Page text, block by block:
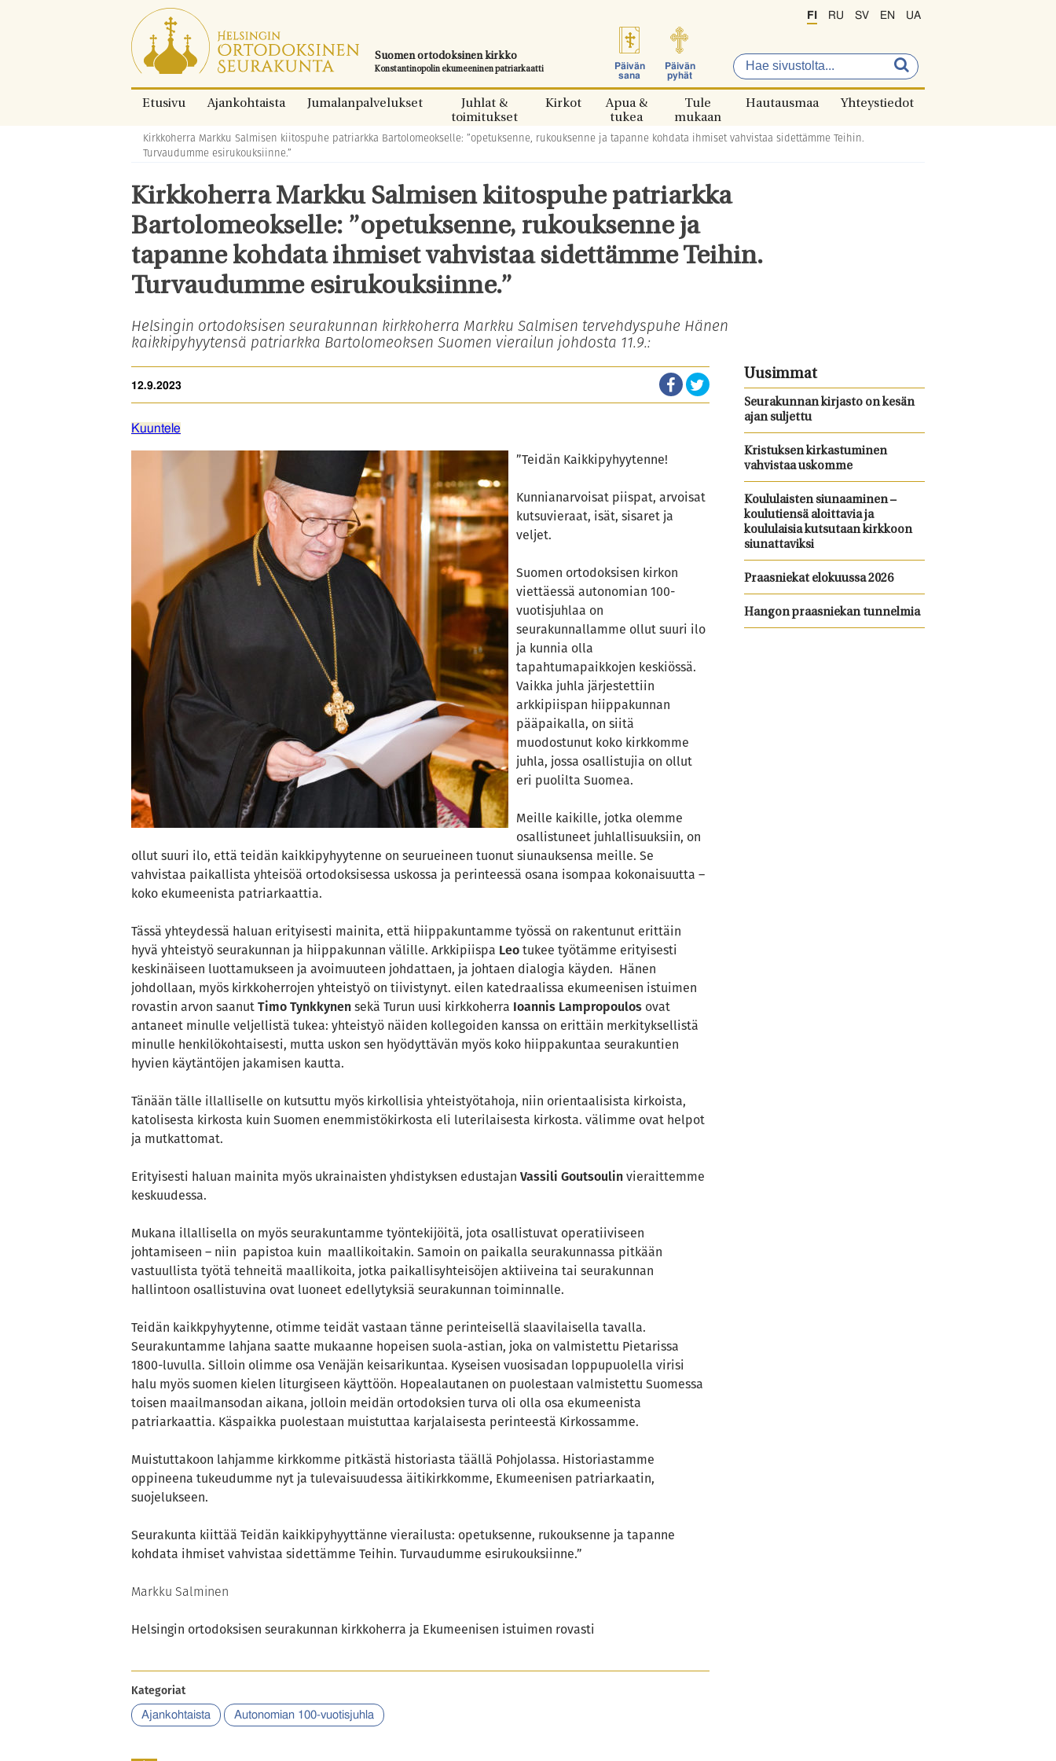
Siirry
suoraan
sisältöön.
Suomen ortodoksinen kirkko
Konstantinopolin ekumeeninen patriarkaatti
Päivän
sana
Päivän
pyhät
FI RU SV EN UA
Etusivu Ajankohtaista Jumalanpalvelukset
Juhlat &
toimitukset
Kirkot
Apua &
tukea
Tule
mukaan
Hautausmaa Yhteystiedot
Murupolku:
Kirkkoherra Markku Salmisen kiitospuhe patriarkka Bartolomeokselle: ”opetuksenne, rukouksenne ja tapanne kohdata ihmiset vahvistaa sidettämme Teihin.
Turvaudumme esirukouksiinne.”
Kirkkoherra Markku Salmisen kiitospuhe patriarkka
Bartolomeokselle: ”opetuksenne, rukouksenne ja
tapanne kohdata ihmiset vahvistaa sidettämme Teihin.
Turvaudumme esirukouksiinne.”
Helsingin ortodoksisen seurakunnan kirkkoherra Markku Salmisen tervehdyspuhe Hänen
kaikkipyhyytensä patriarkka Bartolomeoksen Suomen vierailun johdosta 11.9.:
12.9.2023
Kuuntele
”Teidän Kaikkipyhyytenne!
Kunnianarvoisat piispat, arvoisat
kutsuvieraat, isät, sisaret ja
veljet.
Suomen ortodoksisen kirkon
viettäessä autonomian 100-
vuotisjuhlaa on
seurakunnallamme ollut suuri ilo
ja kunnia olla
tapahtumapaikkojen keskiössä.
Vaikka juhla järjestettiin
arkkipiispan hiippakunnan
pääpaikalla, on siitä
muodostunut koko kirkkomme
juhla, jossa osallistujia on ollut
eri puolilta Suomea.
Meille kaikille, jotka olemme
osallistuneet juhlallisuuksiin, on
ollut suuri ilo, että teidän kaikkipyhyytenne on seurueineen tuonut siunauksensa meille. Se
vahvistaa paikallista yhteisöä ortodoksisessa uskossa ja perinteessä osana isompaa kokonaisuutta –
koko ekumeenista patriarkaattia.
Tässä yhteydessä haluan erityisesti mainita, että hiippakuntamme työssä on rakentunut erittäin
hyvä yhteistyö seurakunnan ja hiippakunnan välille. Arkkipiispa Leotukee työtämme erityisesti
keskinäiseen luottamukseen ja avoimuuteen johdattaen, ja johtaen dialogia käyden. Hänen
johdollaan, myös kirkkoherrojen yhteistyö on tiivistynyt. eilen katedraalissa ekumeenisen istuimen
rovastin arvon saanutTimo Tynkkynensekä Turun uusi kirkkoherra Ioannis Lampropoulos ovat
antaneet minulle veljellistä tukea: yhteistyö näiden kollegoiden kanssa on erittäin merkityksellistä
minulle henkilökohtaisesti, mutta uskon sen hyödyttävän myös koko hiippakuntaa seurakuntien
hyvien käytäntöjen jakamisen kautta.
Tänään tälle illalliselle on kutsuttu myös kirkollisia yhteistyötahoja, niin orientaalisista kirkoista,
katolisesta kirkosta kuin Suomen enemmistökirkosta eli luterilaisesta kirkosta. välimme ovat helpot
ja mutkattomat.
Erityisesti haluan mainita myös ukrainaisten yhdistyksen edustajan Vassili Goutsoulinvieraittemme
keskuudessa.
Mukana illallisella on myös seurakuntamme työntekijöitä, jota osallistuvat operatiiviseen
johtamiseen – niin papistoa kuin maallikoitakin. Samoin on paikalla seurakunnassa pitkään
vastuullista työtä tehneitä maallikoita, jotka paikallisyhteisöjen aktiiveina tai seurakunnan
hallintoon osallistuvina ovat luoneet edellytyksiä seurakunnan toiminnalle.
Teidän kaikkpyhyytenne, otimme teidät vastaan tänne perinteisellä slaavilaisella tavalla.
Seurakuntamme lahjana saatte mukaanne hopeisen suola-astian, joka on valmistettu Pietarissa
1800-luvulla. Silloin olimme osa Venäjän keisarikuntaa. Kyseisen vuosisadan loppupuolella virisi
halu myös suomen kielen liturgiseen käyttöön. Hopealautanen on puolestaan valmistettu Suomessa
toisen maailmansodan aikana, jolloin meidän ortodoksien turva oli olla osa ekumeenista
patriarkaattia. Käspaikka puolestaan muistuttaa karjalaisesta perinteestä Kirkossamme.
Muistuttakoon lahjamme kirkkomme pitkästä historiasta täällä Pohjolassa. Historiastamme
oppineena tukeudumme nyt ja tulevaisuudessa äitikirkkomme, Ekumeenisen patriarkaatin,
suojelukseen.
Seurakunta kiittää Teidän kaikkipyhyyttänne vierailusta: opetuksenne, rukouksenne ja tapanne
kohdata ihmiset vahvistaa sidettämme Teihin. Turvaudumme esirukouksiinne.”
Markku Salminen
Helsingin ortodoksisen seurakunnan kirkkoherra ja Ekumeenisen istuimen rovasti
Kategoriat
Ajankohtaista Autonomian 100-vuotisjuhla
Uusimmat
Seurakunnan kirjasto on kesän
ajan suljettu
Kristuksen kirkastuminen
vahvistaa uskomme
Koululaisten siunaaminen –
koulutiensä aloittavia ja
koululaisia kutsutaan kirkkoon
siunattaviksi
Praasniekat elokuussa 2026
Hangon praasniekan tunnelmia